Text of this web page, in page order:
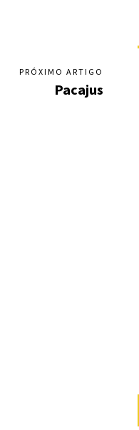
PRÓXIMO ARTIGO
Pacajus